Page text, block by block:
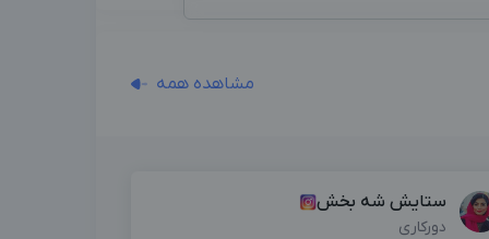
مشاهده همه
ستایش شه بخش
دورکاری